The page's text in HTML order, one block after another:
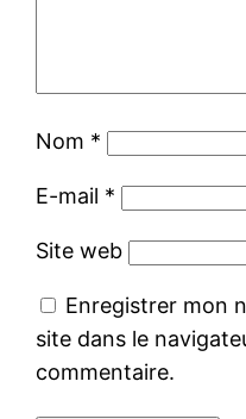
Nom *
E-mail *
Site web
Enregistrer mon
site dans le
commentaire.